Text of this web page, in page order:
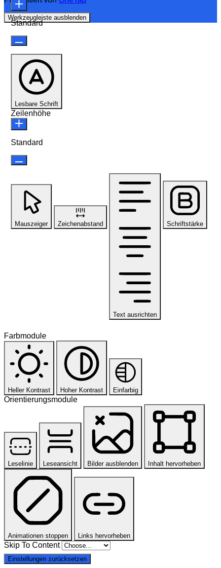
Werkzeugleiste ausblenden
Standard
Lesbare Schrift
Zeilenhöhe
Standard
Mauszeiger Zeichenabstand
Text ausrichten
Schriftstärke
Farbmodule
Heller Kontrast Hoher Kontrast Einfarbig
Orientierungsmodule
Leselinie Leseansicht Bilder ausblenden Inhalt hervorheben
Animationen stoppen Links hervorheben
Skip To Content
Einstellungen zurücksetzen